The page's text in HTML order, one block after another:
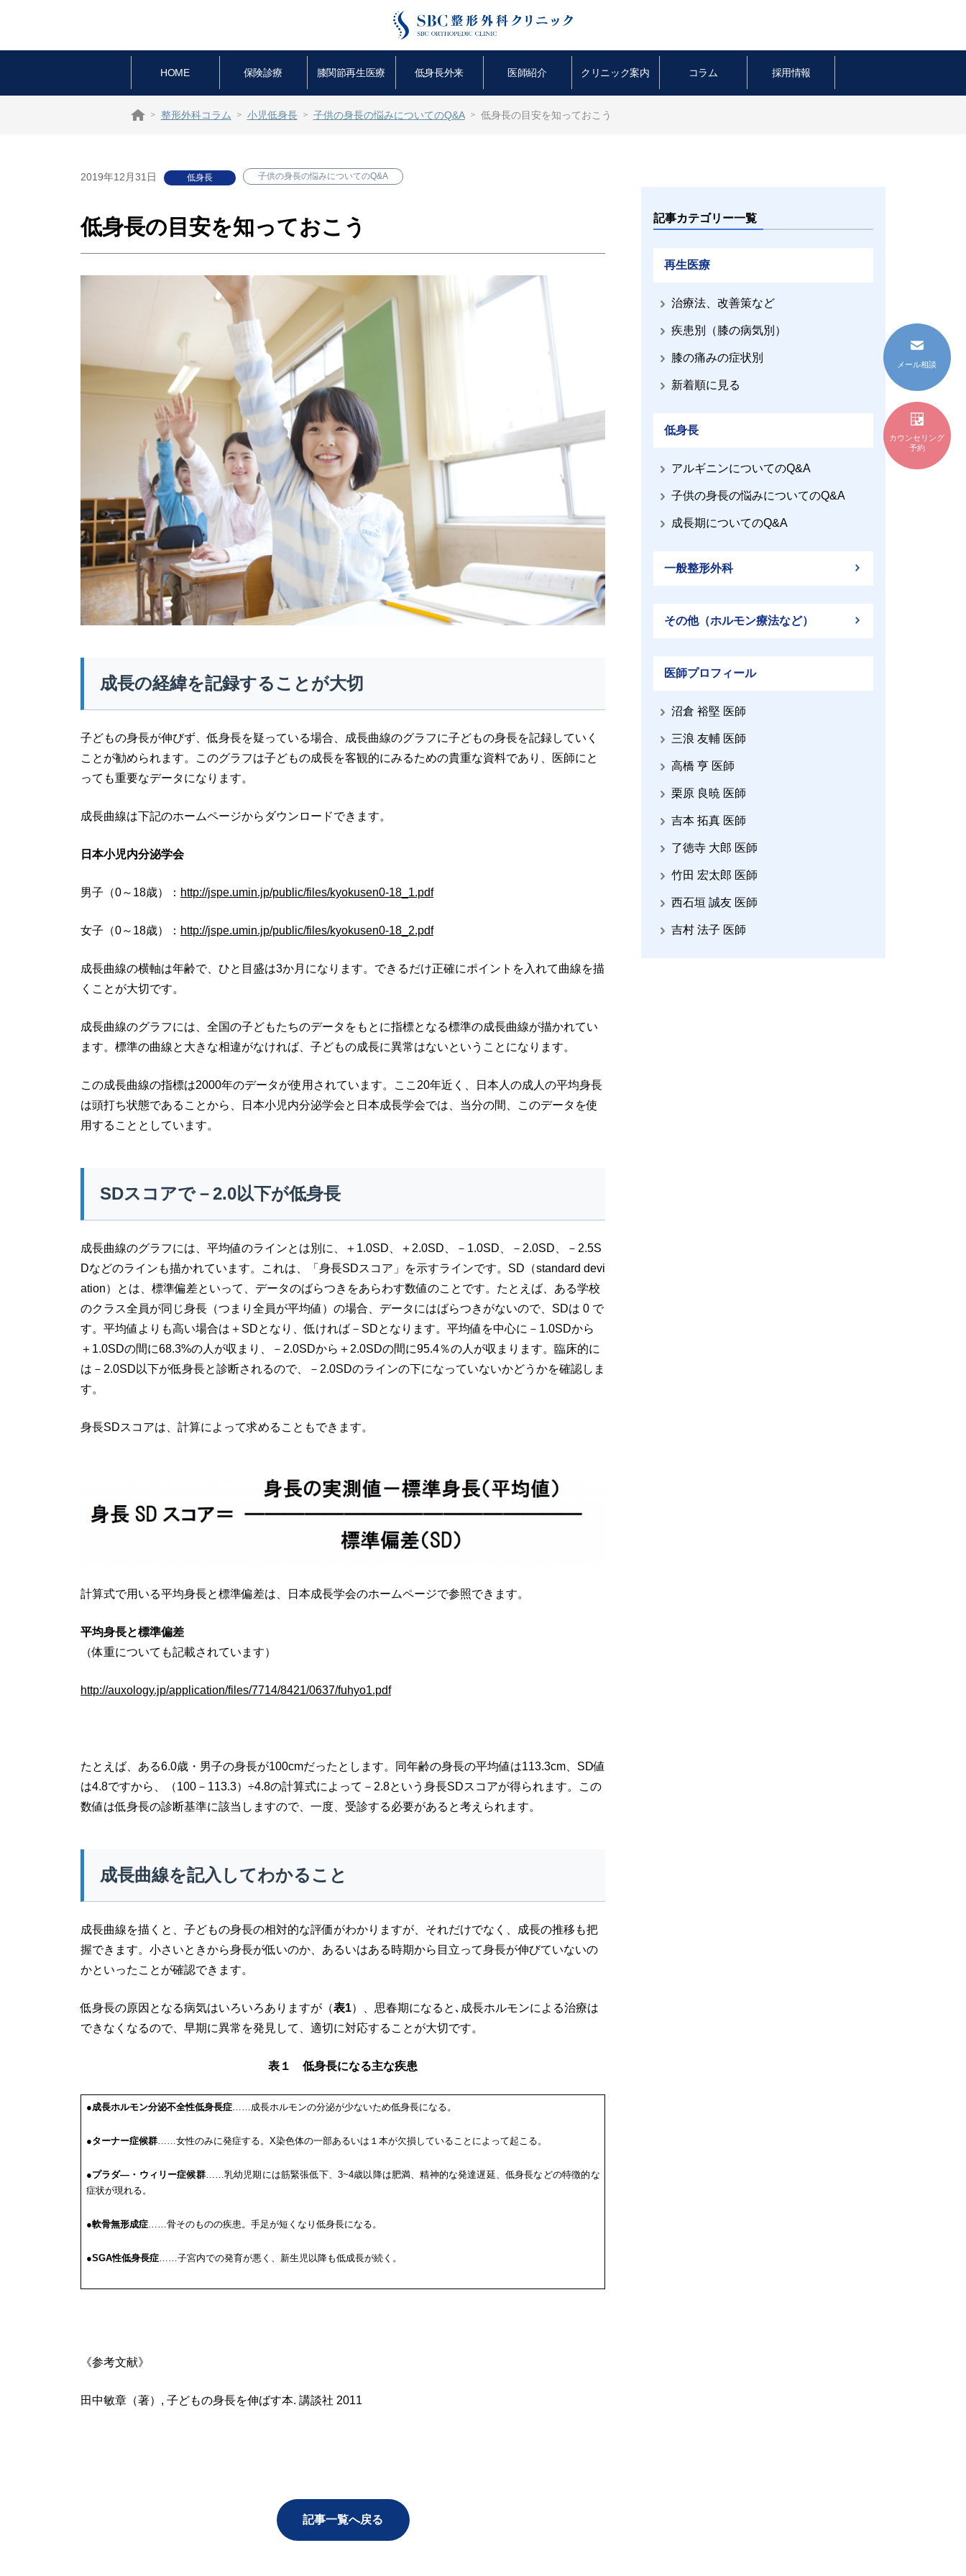
HOME 保険診療 膝関節再生医療 低身長外来 医師紹介 クリニック案内 コラム 採用情報
整形外科コラム 小児低身長 子供の身長の悩みについてのQ&A 低身長の目安を知っておこう
2019年12月31日 低身長 子供の身長の悩みについてのQ&A
低身長の目安を知っておこう
成長の経緯を記録することが大切
子どもの身長が伸びず、低身長を疑っている場合、成長曲線のグラフに子どもの身長を記録していく
ことが勧められます。このグラフは子どもの成長を客観的にみるための貴重な資料であり、医師にと
っても重要なデータになります。
成長曲線は下記のホームページからダウンロードできます。
日本小児内分泌学会
男子（0～18歳）： http://jspe.umin.jp/public/files/kyokusen0-18_1.pdf
女子（0～18歳）： http://jspe.umin.jp/public/files/kyokusen0-18_2.pdf
成長曲線の横軸は年齢で、ひと目盛は3か月になります。できるだけ正確にポイントを入れて曲線を描
くことが大切です。
成長曲線のグラフには、全国の子どもたちのデータをもとに指標となる標準の成長曲線が描かれてい
ます。標準の曲線と大きな相違がなければ、子どもの成長に異常はないということになります。
この成長曲線の指標は2000年のデータが使用されています。ここ20年近く、日本人の成人の平均身長
は頭打ち状態であることから、日本小児内分泌学会と日本成長学会では、当分の間、このデータを使
用することとしています。
SDスコアで－2.0以下が低身長
成長曲線のグラフには、平均値のラインとは別に、＋1.0SD、＋2.0SD、－1.0SD、－2.0SD、－2.5S
Dなどのラインも描かれています。これは、「身長SDスコア」を示すラインです。SD（standard devi
ation）とは、標準偏差といって、データのばらつきをあらわす数値のことです。たとえば、ある学校
のクラス全員が同じ身長（つまり全員が平均値）の場合、データにはばらつきがないので、SDは 0 で
す。平均値よりも高い場合は＋SDとなり、低ければ－SDとなります。平均値を中心に－1.0SDから
＋1.0SDの間に68.3%の人が収まり、－2.0SDから＋2.0SDの間に95.4％の人が収まります。臨床的に
は－2.0SD以下が低身長と診断されるので、－2.0SDのラインの下になっていないかどうかを確認しま
す。
身長SDスコアは、計算によって求めることもできます。
計算式で用いる平均身長と標準偏差は、日本成長学会のホームページで参照できます。
平均身長と標準偏差
（体重についても記載されています）
http://auxology.jp/application/files/7714/8421/0637/fuhyo1.pdf
たとえば、ある6.0歳・男子の身長が100cmだったとします。同年齢の身長の平均値は113.3cm、SD値
は4.8ですから、（100－113.3）÷4.8の計算式によって－2.8という身長SDスコアが得られます。この
数値は低身長の診断基準に該当しますので、一度、受診する必要があると考えられます。
成長曲線を記入してわかること
成長曲線を描くと、子どもの身長の相対的な評価がわかりますが、それだけでなく、成長の推移も把
握できます。小さいときから身長が低いのか、あるいはある時期から目立って身長が伸びていないの
かといったことが確認できます。
低身長の原因となる病気はいろいろありますが（表1）、思春期になると､成長ホルモンによる治療は
できなくなるので、早期に異常を発見して、適切に対応することが大切です。
表１ 低身長になる主な疾患
●成長ホルモン分泌不全性低身長症……成長ホルモンの分泌が少ないため低身長になる。
●ターナー症候群……女性のみに発症する。X染色体の一部あるいは１本が欠損していることによって起こる。
●プラダ―・ウィリー症候群……乳幼児期には筋緊張低下、3~4歳以降は肥満、精神的な発達遅延、低身長などの特徴的な
症状が現れる。
●軟骨無形成症……骨そのものの疾患。手足が短くなり低身長になる。
●SGA性低身長症……子宮内での発育が悪く、新生児以降も低成長が続く。
《参考文献》
田中敏章（著）, 子どもの身長を伸ばす本. 講談社 2011
記事一覧へ戻る
記事カテゴリー一覧
再生医療
治療法、改善策など
疾患別（膝の病気別）
膝の痛みの症状別
新着順に見る
低身長
アルギニンについてのQ&A
子供の身長の悩みについてのQ&A
成長期についてのQ&A
一般整形外科
その他（ホルモン療法など）
医師プロフィール
沼倉 裕堅 医師
三浪 友輔 医師
高橋 亨 医師
栗原 良暁 医師
吉本 拓真 医師
了徳寺 大郎 医師
竹田 宏太郎 医師
西石垣 誠友 医師
吉村 法子 医師
メール相談
カウンセリング
予約